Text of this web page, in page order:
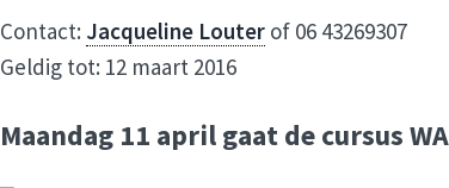
Contact: Jacqueline Louter of 06 43269307
Geldig tot: 12 maart 2016
Maandag 11 april gaat de cursus